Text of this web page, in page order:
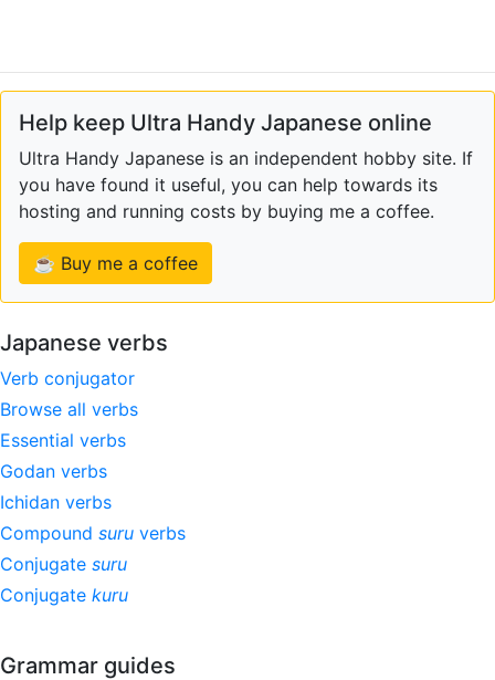
Help keep Ultra Handy Japanese online
Ultra Handy Japanese is an independent hobby site. If
you have found it useful, you can help towards its
hosting and running costs by buying me a coffee.
☕ Buy me a coffee
Japanese verbs
Verb conjugator
Browse all verbs
Essential verbs
Godan verbs
Ichidan verbs
Compound suru verbs
Conjugate suru
Conjugate kuru
Grammar guides